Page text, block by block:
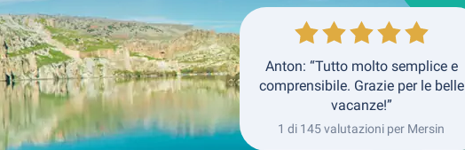
Ritorno
Anton: “Tutto molto semplice e
comprensibile. Grazie per le belle
vacanze!”
1 di 145 valutazioni per Mersin